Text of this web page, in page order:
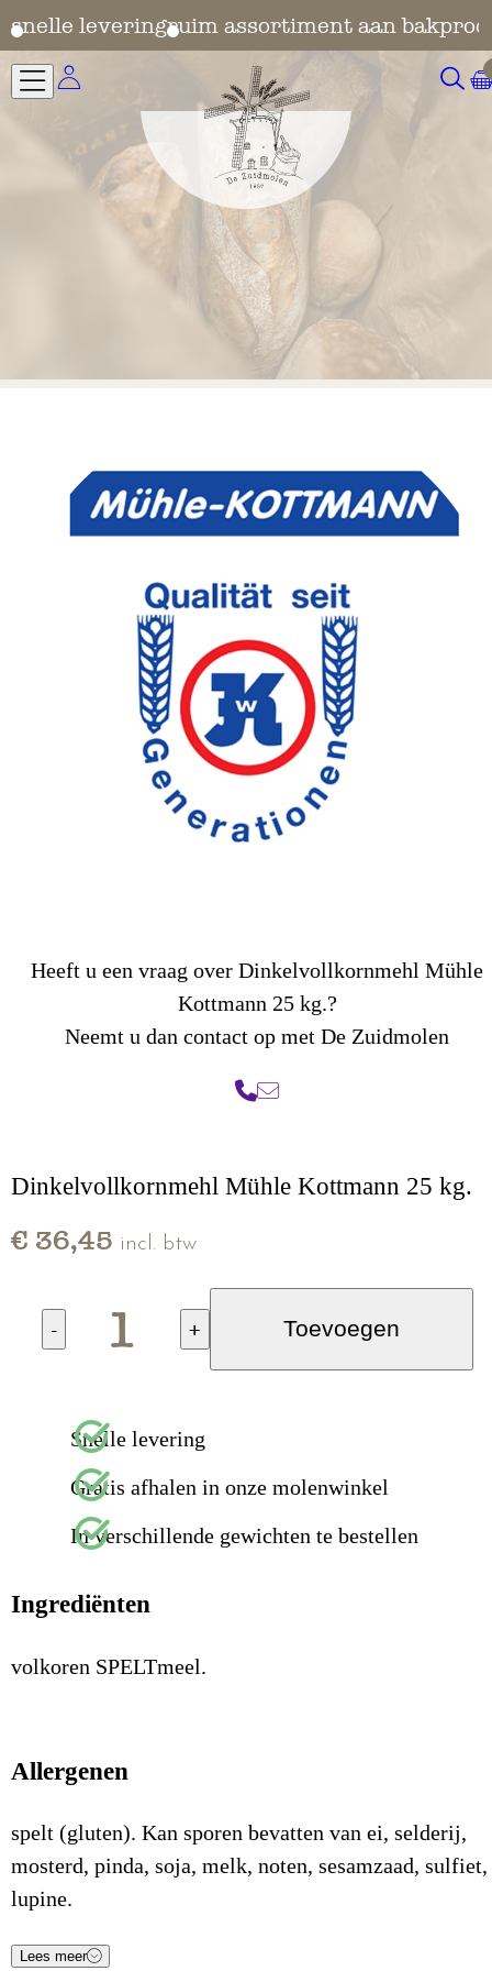
snelle leveringruim assortiment aan
Heeft u een vraag over Dinkelvollkornmehl Mühle
Kottmann 25 kg.?
Neemt u dan contact op met De Zuidmolen
Dinkelvollkornmehl Mühle Kottmann 25 kg.
€ 36,45 incl. btw
- + Toevoegen
Snelle levering
Gratis afhalen in onze molenwinkel
In verschillende gewichten te bestellen
Ingrediënten
volkoren SPELTmeel.
Allergenen
spelt (gluten). Kan sporen bevatten van ei, selderij,
mosterd, pinda, soja, melk, noten, sesamzaad, sulfiet,
lupine.
Lees meer